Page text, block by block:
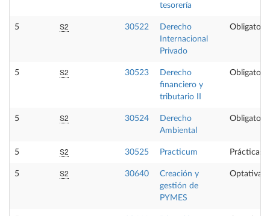
tesorería
5 S2 30522
Derecho
Internacional
Privado
Obligatoria
5 S2 30523
Derecho
financiero y
tributario II
Obligatoria
5 S2 30524
Derecho
Ambiental
Obligatoria
5 S2 30525 Practicum Prácticas
5 S2 30640
Creación y
gestión de
PYMES
Optativa